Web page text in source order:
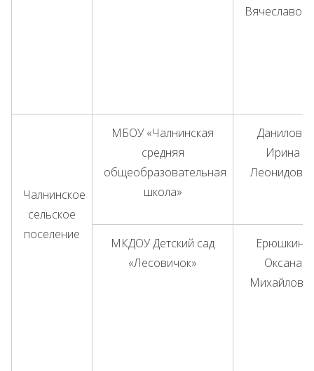
Чалнинское
сельское
поселение
МБОУ «Чалнинская
средняя
общеобразовательная
школа»
Данилова
Ирина
МКДОУ Детский сад
«Лесовичок»
Ерюшкина
Оксана